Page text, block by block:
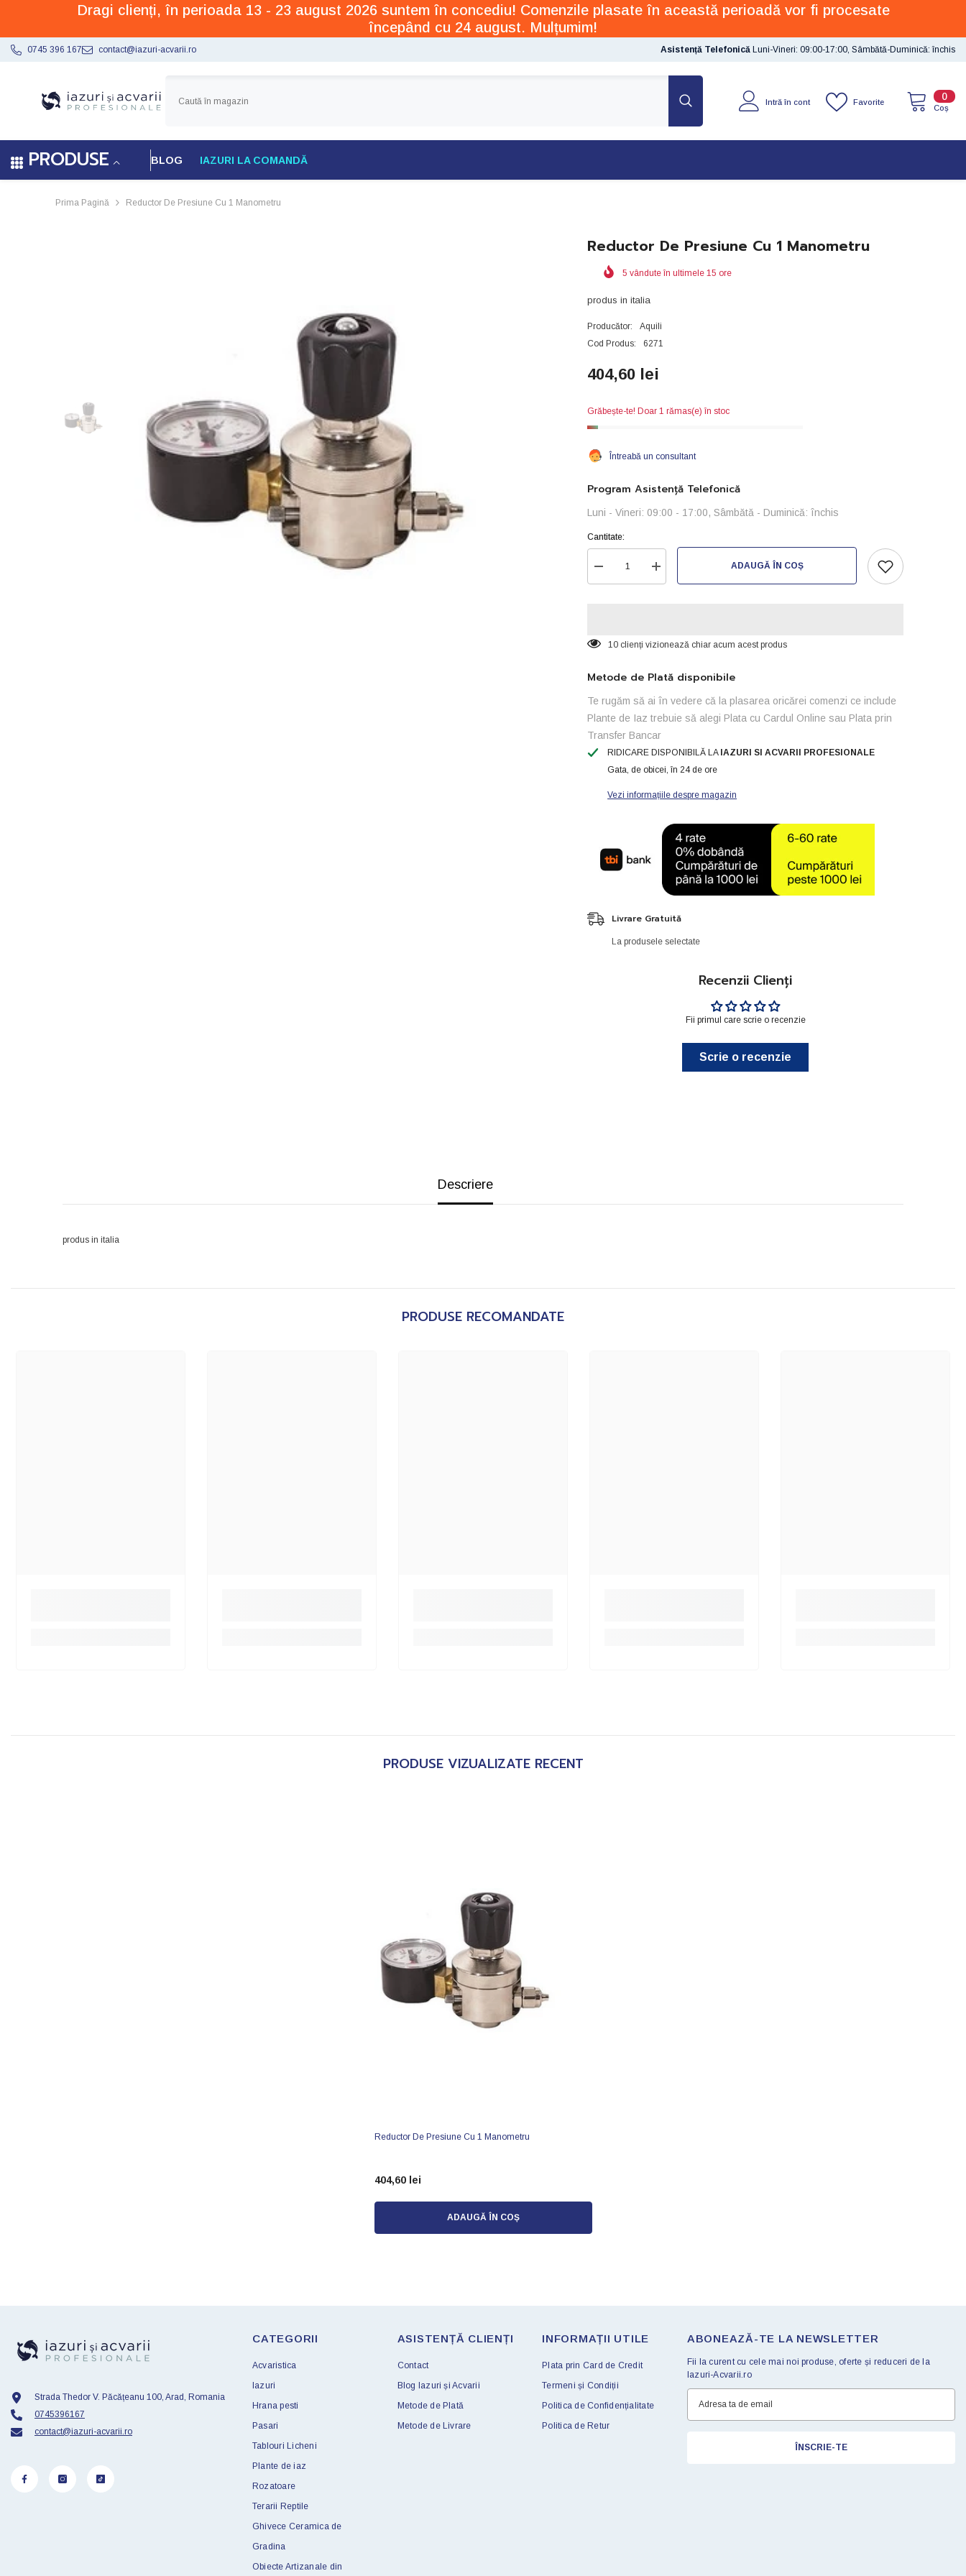
SARI LA CONȚINUTDragi clienți, în perioada 13 - 23 august 2026 suntem în concediu! Comenzile plasate în această perioadă vor fi procesate
începând cu 24 august. Mulțumim!
0745 396 167 contact@iazuri-acvarii.ro Asistență Telefonică Luni-Vineri: 09:00-17:00, Sâmbătă-Duminică: închis
00
Coș
Favorite
Intră în cont
PRODUSE BLOG IAZURI LA COMANDĂ
Prima Pagină Reductor De Presiune Cu 1 Manometru
Reductor De Presiune Cu 1 Manometru
5 vândute în ultimele15 ore
produs in italia
Producător:
Aquili
Cod Produs:
6271
404,60 lei
Grăbește-te! Doar 1 rămas(e) în stoc
Întreabă un consultant
Program Asistență Telefonică
Luni - Vineri: 09:00 - 17:00, Sâmbătă - Duminică: închis
Cantitate:
Reduceți
cantitatea
1
Creșteți
cantitatea
1
ADAUGĂ ÎN COȘ
10 clienți vizionează chiar acum acest produs
Metode de Plată disponibile
Te rugăm să ai în vedere că la plasarea oricărei comenzi ce include
Plante de Iaz trebuie să alegi Plata cu Cardul Online sau Plata prin
Transfer Bancar
RIDICARE DISPONIBILĂ LA IAZURI SI ACVARII PROFESIONALE
Gata, de obicei, în 24 de ore
Vezi informațiile despre magazin
Livrare Gratuită
La produsele selectate
Recenzii Clienți
Fii primul care scrie o recenzie
Scrie o recenzie
Descriere
produs in italia
PRODUSE RECOMANDATE
PRODUSE VIZUALIZATE RECENT
Reductor De Presiune Cu 1 Manometru
404,60 lei
ADAUGĂ ÎN COȘ
Strada Thedor V. Păcățeanu 100, Arad, Romania
0745396167
contact@iazuri-acvarii.ro
CATEGORII
Acvaristica
Iazuri
Hrana pesti
Pasari
Tablouri Licheni
Plante de iaz
Rozatoare
Terarii Reptile
Ghivece Ceramica de
Gradina
Obiecte Artizanale din
ASISTENȚĂ CLIENȚI
Contact
Blog Iazuri și Acvarii
Metode de Plată
Metode de Livrare
INFORMAȚII UTILE
Plata prin Card de Credit
Termeni și Condiții
Politica de Confidențialitate
Politica de Retur
ABONEAZĂ-TE LA NEWSLETTER
Fii la curent cu cele mai noi produse, oferte și reduceri de la
Iazuri-Acvarii.ro
ÎNSCRIE-TE